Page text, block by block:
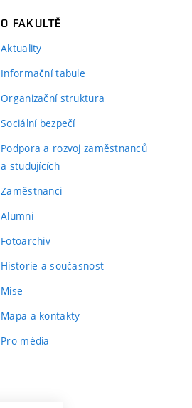
O FAKULTĚ
Aktuality
Informační tabule
Organizační struktura
Sociální bezpečí
Podpora a rozvoj zaměstnanců
a studujících
Zaměstnanci
Alumni
Fotoarchiv
Historie a současnost
Mise
Mapa a kontakty
Pro média